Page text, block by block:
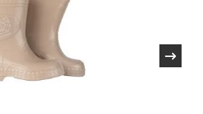
wszystkich mięśni,
wspiera ich zdrowy rozwój,
oznacza brak różnicy